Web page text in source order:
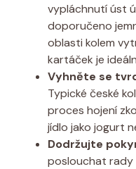
vypláchnutí úst
doporučeno
oblasti kolem
kartáček je
Vyhněte se
Typické české
proces hojení
jídlo jako jogurt
Dodržujte
poslouchat rady